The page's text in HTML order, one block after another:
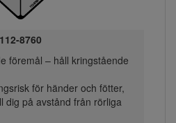
112-8760
föremål – håll kringstående
för händer och fötter,
dig på avstånd från rörliga